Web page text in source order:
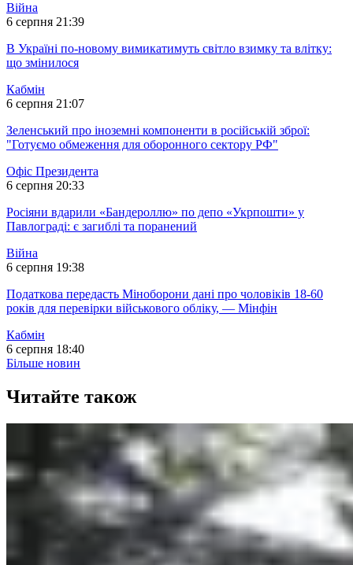
Війна
6 серпня 21:39
В Україні по-новому вимикатимуть світло взимку та влітку:
що змінилося
Кабмін
6 серпня 21:07
Зеленський про іноземні компоненти в російській зброї:
"Готуємо обмеження для оборонного сектору РФ"
Офіс Президента
6 серпня 20:33
Росіяни вдарили «Бандероллю» по депо «Укрпошти» у
Павлограді: є загиблі та поранений
Війна
6 серпня 19:38
Податкова передасть Міноборони дані про чоловіків 18-60
років для перевірки військового обліку, — Мінфін
Кабмін
6 серпня 18:40
Більше новин
Читайте також